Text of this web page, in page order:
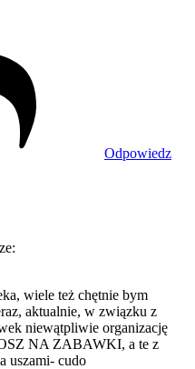
Odpowiedz
wiele też chętnie bym
aktualnie, w związku z
niewątpliwie organizację
NA ZABAWKI, a te z
uszami- cudo